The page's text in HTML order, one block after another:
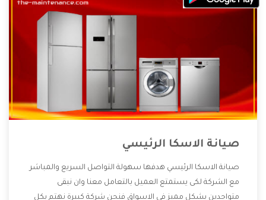
صيانة الاسكا الرئيسي
صيانة الاسكا الرئيسي هدفها سهولة التواصل السريع والمباشر
مع الشركة لكى يستمتع العميل بالتعامل معنا وان نبقى
متواجدين بشكل مميز فى الاسواق فنحن شركة كبيرة نهتم بكل